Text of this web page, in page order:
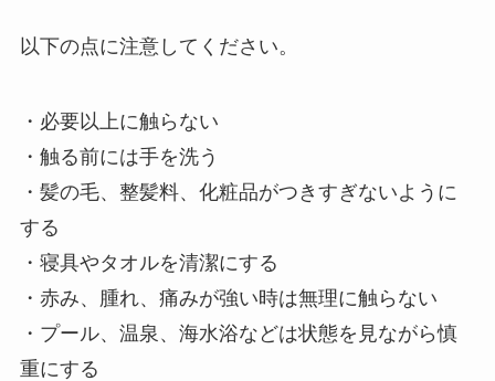
以下の点に注意してください。
・必要以上に触らない
・触る前には手を洗う
・髪の毛、整髪料、化粧品がつきすぎないように
する
・寝具やタオルを清潔にする
・赤み、腫れ、痛みが強い時は無理に触らない
・プール、温泉、海水浴などは状態を見ながら慎
重にする